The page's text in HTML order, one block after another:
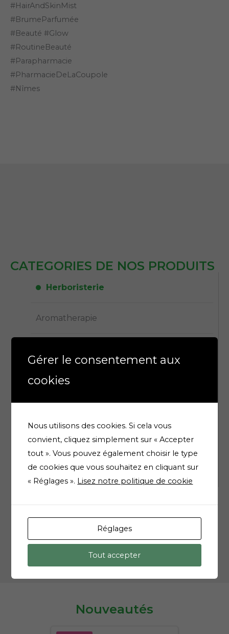
#HairAndSkinMist
#BrumeParfumée
#Beauté #Glow
#RoutineBeauté
#Parapharmacie
#PharmacieDeLaCoupole
#Nîmes
CATEGORIES DE NOS PRODUITS
Herboristerie
Aromatherapie
Parapharmacie
Materiel medical
Vétérinaire
Nouveautés
Gérer le consentement aux
cookies
Nous utilisons des cookies. Si cela vous
convient, cliquez simplement sur « Accepter
tout ». Vous pouvez également choisir le type
de cookies que vous souhaitez en cliquant sur
« Réglages ». Lisez notre politique de cookie
Réglages
Tout accepter